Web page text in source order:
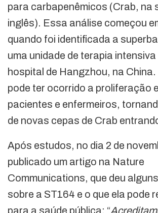
para carbapenêmicos (Crab, na
inglês). Essa análise começou
quando foi identificada a
uma unidade de terapia
hospital de Hangzhou, na
pode ter ocorrido a proliferação
pacientes e enfermeiros,
de novas cepas de Crab
Após estudos, no dia 2 de
publicado um artigo na Nature
Communications, que deu
sobre a ST164 e o que ela pode
para a saúde pública: “